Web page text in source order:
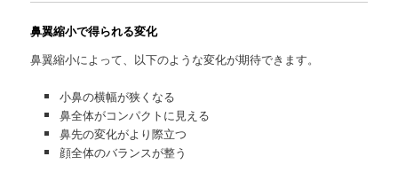
鼻翼縮小で得られる変化
鼻翼縮小によって、以下のような変化が期待できます。
小鼻の横幅が狭くなる
鼻全体がコンパクトに見える
鼻先の変化がより際立つ
顔全体のバランスが整う